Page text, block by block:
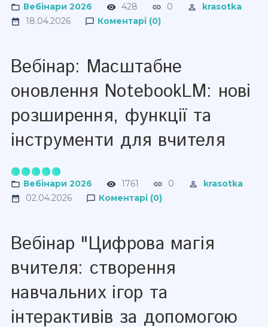
Вебінари 2026 428 0
krasotka
18.04.2026
Коментарі (0)
Вебінар: Масштабне
оновлення NotebookLM: нові
розширення, функції та
інструменти для вчителя
Вебінари 2026 1761 0
krasotka
02.04.2026
Коментарі (0)
Вебінар "Цифрова магія
вчителя: створення
навчальних ігор та
інтерактивів за допомогою